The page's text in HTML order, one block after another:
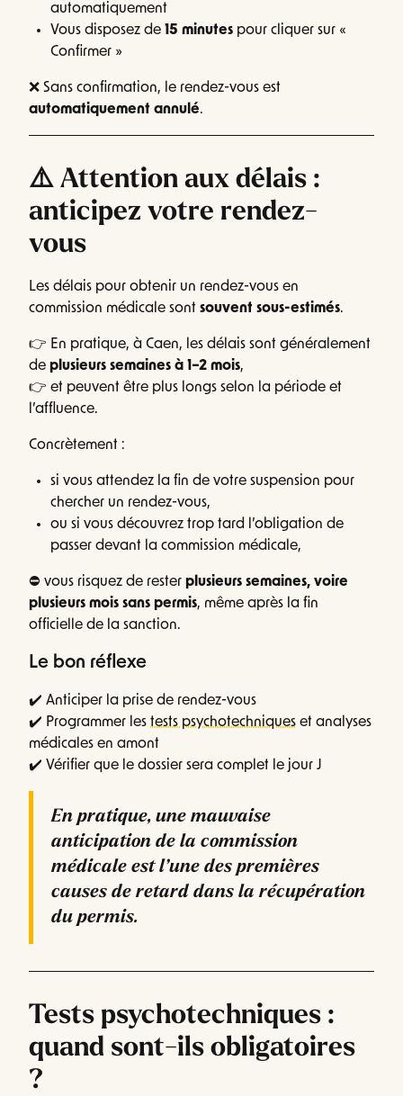
automatiquement
Vous disposez de 15 minutes pour cliquer sur «
Confirmer »
❌ Sans confirmation, le rendez-vous est
automatiquement annulé.
⚠️ Attention aux délais :
anticipez votre rendez-
vous
Les délais pour obtenir un rendez-vous en
commission médicale sont souvent sous-estimés.
👉 En pratique, à Caen, les délais sont généralement
de plusieurs semaines à 1–2 mois,
👉 et peuvent être plus longs selon la période et
l’affluence.
Concrètement :
si vous attendez la fin de votre suspension pour
chercher un rendez-vous,
ou si vous découvrez trop tard l’obligation de
passer devant la commission médicale,
⛔ vous risquez de rester plusieurs semaines, voire
plusieurs mois sans permis, même après la fin
officielle de la sanction.
Le bon réflexe
✔️ Anticiper la prise de rendez-vous
✔️ Programmer les tests psychotechniques et analyses
médicales en amont
✔️ Vérifier que le dossier sera complet le jour J
En pratique, une mauvaise
anticipation de la commission
médicale est l’une des premières
causes de retard dans la récupération
du permis.
Tests psychotechniques :
quand sont-ils obligatoires
?